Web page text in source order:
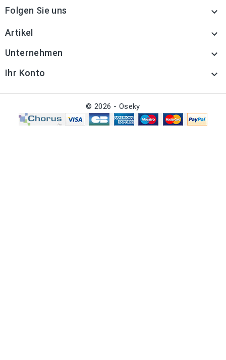
Folgen Sie uns 
Artikel 
Unternehmen 
Ihr Konto 
© 2026 - Oseky